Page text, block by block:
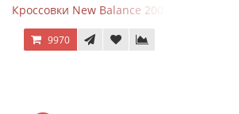
Кроссовки New Balance 2002R Protection
9970